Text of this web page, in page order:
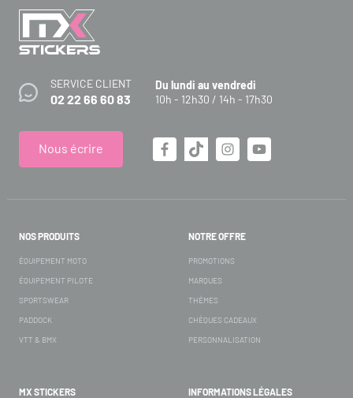
SERVICE CLIENT
02 22 66 60 83
Du lundi au vendredi
10h - 12h30 / 14h - 17h30
Nous écrire
NOS PRODUITS
ÉQUIPEMENT MOTO
ÉQUIPEMENT PILOTE
SPORTSWEAR
PADDOCK
VTT & BMX
NOTRE OFFRE
PROMOTIONS
MARQUES
THÈMES
CHÈQUES CADEAUX
PERSONNALISATION
MX STICKERS INFORMATIONS LÉGALES